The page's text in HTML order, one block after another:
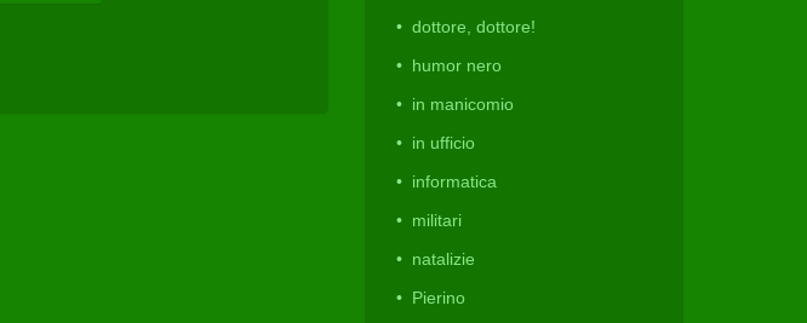
dottore, dottore!
humor nero
in manicomio
in ufficio
informatica
militari
natalizie
Pierino